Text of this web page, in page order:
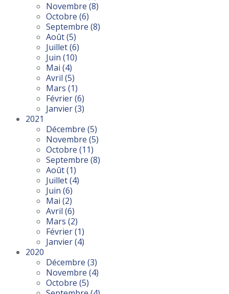
Novembre (8)
Octobre (6)
Septembre (8)
Août(5)
Juillet(6)
Juin (10)
Mai (4)
Avril (5)
Mars (1)
Février(6)
Janvier(3)
2021
Décembre (5)
Novembre (5)
Octobre (11)
Septembre (8)
Août(1)
Juillet(4)
Juin (6)
Mai (2)
Avril (6)
Mars (2)
Février(1)
Janvier(4)
2020
Décembre (3)
Novembre (4)
Octobre (5)